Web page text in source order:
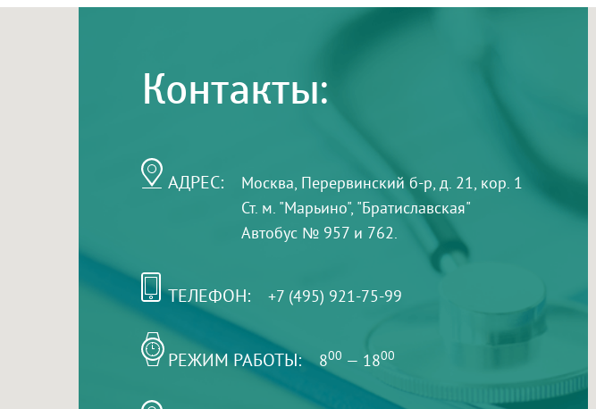
Контакты:
АДРЕС:
Москва, Перервинский б-р, д. 21, кор. 1
Ст. м. "Марьино", "Братиславская"
Автобус № 957 и 762.
ТЕЛЕФОН: +7 (495) 921-75-99
РЕЖИМ РАБОТЫ: 800 — 1800